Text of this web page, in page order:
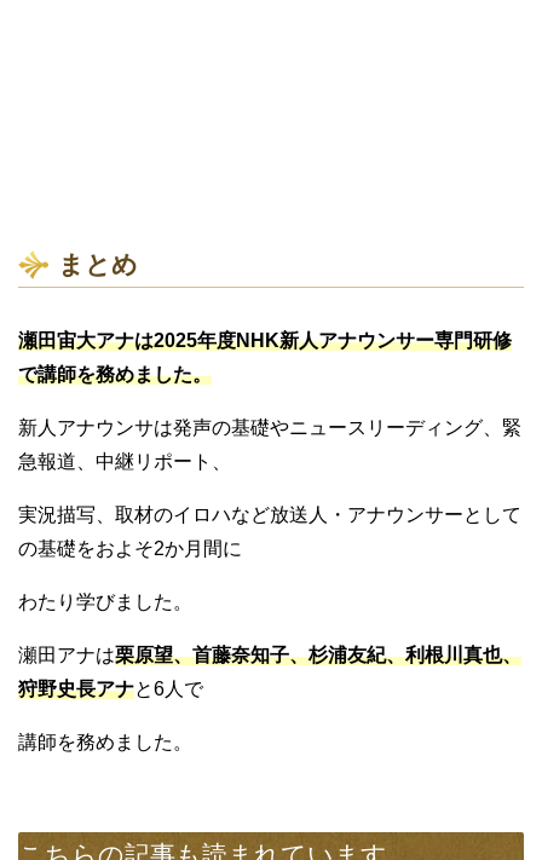
まとめ
瀬田宙大アナは2025年度NHK新人アナウンサー専門研修
で講師を務めました。
新人アナウンサは発声の基礎やニュースリーディング、緊
急報道、中継リポート、
実況描写、取材のイロハなど放送人・アナウンサーとして
の基礎をおよそ2か月間に
わたり学びました。
瀬田アナは栗原望、首藤奈知子、杉浦友紀、利根川真也、
狩野史長アナと6人で
講師を務めました。